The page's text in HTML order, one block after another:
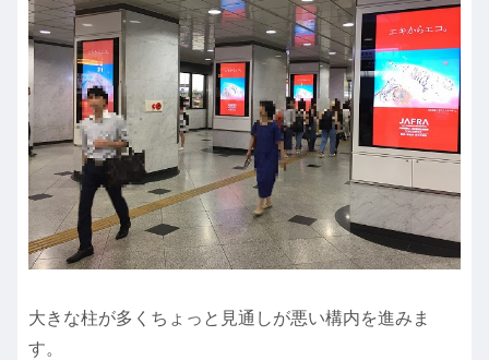
大きな柱が多くちょっと見通しが悪い構内を進みま
す。